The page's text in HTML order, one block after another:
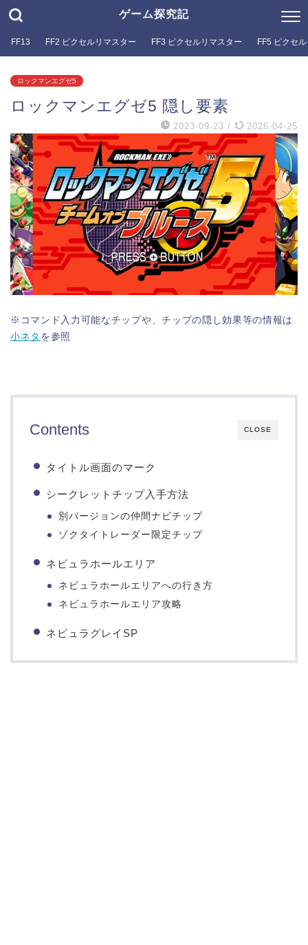
ゲーム探究記
FF13 FF2 ピクセルリマスター FF3 ピクセルリマスター FF5 ピクセ
ロックマンエグゼ5
ロックマンエグゼ5 隠し要素
2023-09-23 / 2026-04-25
※コマンド入力可能なチップや、チップの隠し効果等の情報は
小ネタ を参照
CLOSE
Contents
タイトル画面のマーク
シークレットチップ入手方法
別バージョンの仲間ナビチップ
ゾクタイトレーダー限定チップ
ネビュラホールエリア
ネビュラホールエリアへの行き方
ネビュラホールエリア攻略
ネビュラグレイSP